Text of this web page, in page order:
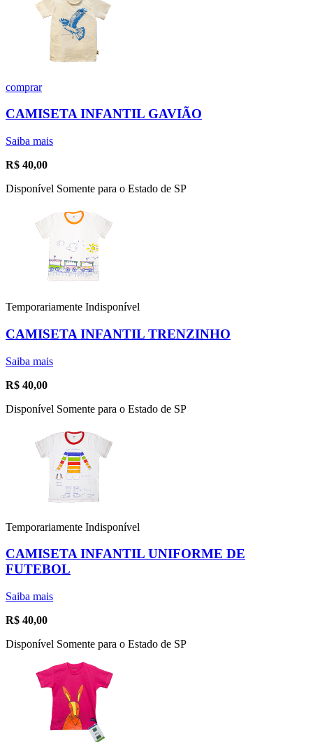
comprar
CAMISETA INFANTIL GAVIÃO
Saiba mais
R$ 40,00
Disponível Somente para o Estado de SP
Temporariamente Indisponível
CAMISETA INFANTIL TRENZINHO
Saiba mais
R$ 40,00
Disponível Somente para o Estado de SP
Temporariamente Indisponível
CAMISETA INFANTIL UNIFORME DE
FUTEBOL
Saiba mais
R$ 40,00
Disponível Somente para o Estado de SP